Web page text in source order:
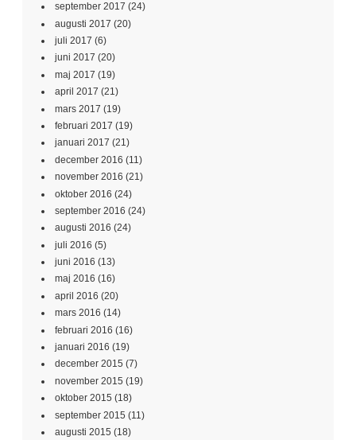
september 2017 (24)
augusti 2017 (20)
juli 2017 (6)
juni 2017 (20)
maj 2017 (19)
april 2017 (21)
mars 2017 (19)
februari 2017 (19)
januari 2017 (21)
december 2016 (11)
november 2016 (21)
oktober 2016 (24)
september 2016 (24)
augusti 2016 (24)
juli 2016 (5)
juni 2016 (13)
maj 2016 (16)
april 2016 (20)
mars 2016 (14)
februari 2016 (16)
januari 2016 (19)
december 2015 (7)
november 2015 (19)
oktober 2015 (18)
september 2015 (11)
augusti 2015 (18)